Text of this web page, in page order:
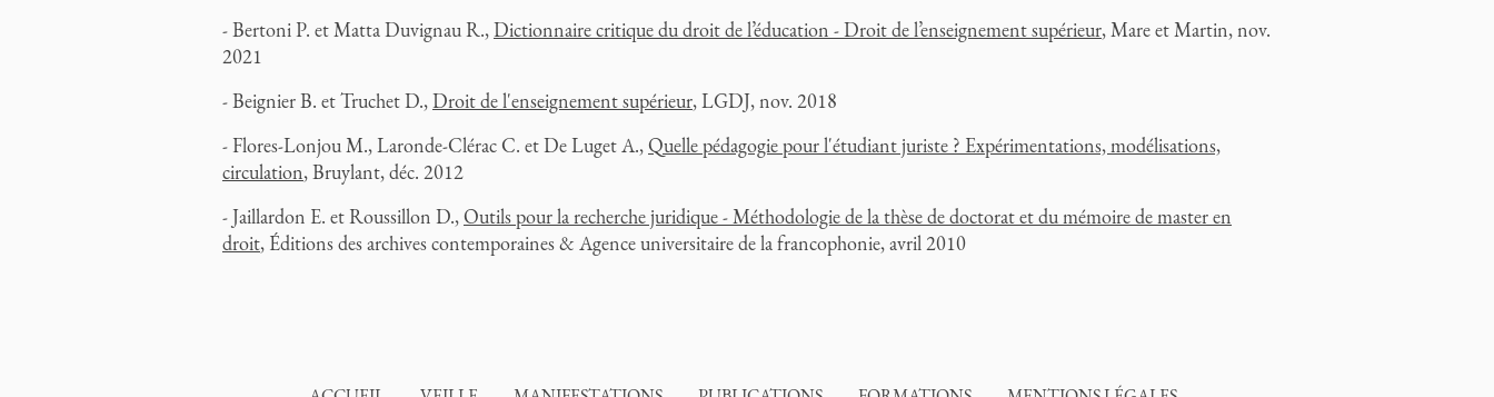
- Bertoni P. et Matta Duvignau R.,Dictionnaire critique du droit de l’éducation - Droit de l’enseignement supérieur, Mare et Martin, nov.
2021
- Beignier B. et Truchet D.,Droit de l'enseignement supérieur, LGDJ, nov. 2018
- Flores-Lonjou M., Laronde-Clérac C. et De Luget A.,Quelle pédagogie pour l'étudiant juriste ? Expérimentations, modélisations,
circulation, Bruylant, déc. 2012
- Jaillardon E. et Roussillon D.,Outils pour la recherche juridique - Méthodologie de la thèse de doctorat et du mémoire de master en
droit, Éditions des archives contemporaines & Agence universitaire de la francophonie, avril 2010